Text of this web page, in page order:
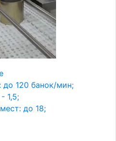
до 120 банок/мин;
1,5;
до 18;